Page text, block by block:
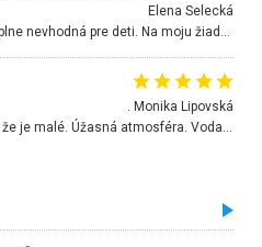
Elena Selecká
Kútik výborný, ale hlučná hudba úplne nevhodná pre deti. Na moju žiadosť o aspoň sušenie nereagovali.
. Monika Lipovská
Úžasné prostredie, napriek tomu, že je malé. Úžasná atmosféra. Voda fantastická a nádherná. Ľudí je pomerne veľa, ale su mili a ohľaduplní. Je veľmi zaujímavé sledovať, ako dokážu spolu športovať cudzí ľudia a bez ohľadu na vek. Vládne tu pohoda. Vnuka neviem dostať z vody. Ďakujem za krásny deň . Urcite sa sem vrátim. Jediný problém je s parkovaním, ale aj ten sa mi podarilo vyriešiť. Monika Bratislava